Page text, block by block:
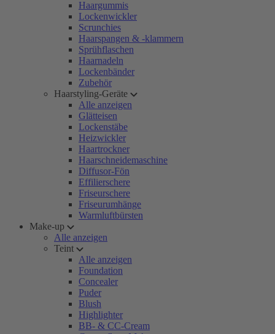
Haargummis
Lockenwickler
Scrunchies
Haarspangen & -klammern
Sprühflaschen
Haarnadeln
Lockenbänder
Zubehör
Haarstyling-Geräte
Alle anzeigen
Glätteisen
Lockenstäbe
Heizwickler
Haartrockner
Haarschneidemaschine
Diffusor-Fön
Effilierschere
Friseurschere
Friseurumhänge
Warmluftbürsten
Make-up
Alle anzeigen
Teint
Alle anzeigen
Foundation
Concealer
Puder
Blush
Highlighter
BB- & CC-Cream